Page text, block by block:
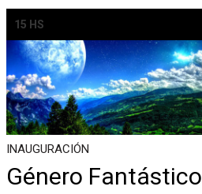
15 HS
INAUGURACIÓN
Género Fantástico